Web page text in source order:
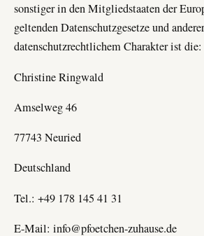
sonstiger in den Mitgliedstaaten der
geltenden Datenschutzgesetze und
datenschutzrechtlichem Charakter ist die:
Christine Ringwald
Amselweg 46
77743 Neuried
Deutschland
Tel.: +49 178 145 41 31
E-Mail: info@pfoetchen-zuhause.de